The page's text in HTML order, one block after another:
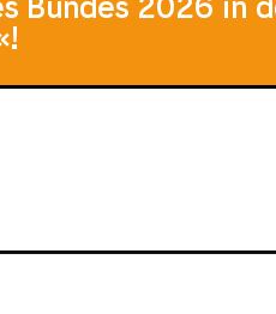
Bundes 2026 in